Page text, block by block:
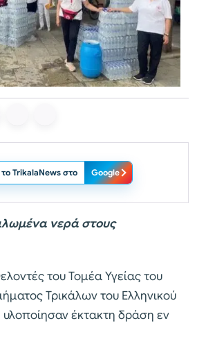
TrikalaNews στο Google
νερά στους
του Τομέα Υγείας του
Τρικάλων του Ελληνικού
έκτακτη δράση εν